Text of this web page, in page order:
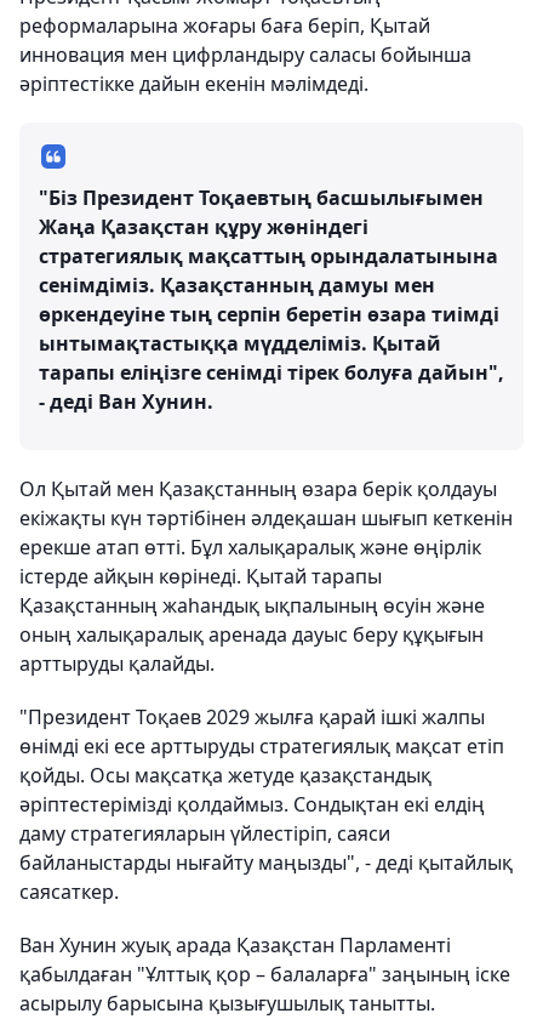
реформаларына жоғары баға беріп, Қытай
инновация мен цифрландыру саласы бойынша
әріптестікке дайын екенін мәлімдеді.
"Біз Президент Тоқаевтың басшылығымен
Жаңа Қазақстан құру жөніндегі
стратегиялық мақсаттың орындалатынына
сенімдіміз. Қазақстанның дамуы мен
өркендеуіне тың серпін беретін өзара тиімді
ынтымақтастыққа мүдделіміз. Қытай
тарапы еліңізге сенімді тірек болуға дайын",
- деді Ван Хунин.
Ол Қытай мен Қазақстанның өзара берік қолдауы
екіжақты күн тәртібінен әлдеқашан шығып кеткенін
ерекше атап өтті. Бұл халықаралық және өңірлік
істерде айқын көрінеді. Қытай тарапы
Қазақстанның жаһандық ықпалының өсуін және
оның халықаралық аренада дауыс беру құқығын
арттыруды қалайды.
"Президент Тоқаев 2029 жылға қарай ішкі жалпы
өнімді екі есе арттыруды стратегиялық мақсат етіп
қойды. Осы мақсатқа жетуде қазақстандық
әріптестерімізді қолдаймыз. Сондықтан екі елдің
даму стратегияларын үйлестіріп, саяси
байланыстарды нығайту маңызды", - деді қытайлық
саясаткер.
Ван Хунин жуық арада Қазақстан Парламенті
қабылдаған "Ұлттық қор – балаларға" заңының іске
асырылу барысына қызығушылық танытты.